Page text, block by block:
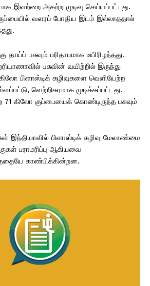
இவற்றை அகற்ற முடிவு செய்யப்பட்டது.
வளரப் போதிய இடம் இல்லாததால்
தாய்ப் பசுவும் பரிதாபமாக உயிரிழந்தது.
பசுவின் வயிற்றில் இருந்து
பிளாஸ்டிக் கழிவுகளை வெளியேற்ற
வெற்றிகரமாக முடிக்கப்பட்டது.
கிலோ குப்பையைக் கொண்டிருந்த பசுவும்
இந்தியாவில் பிளாஸ்டிக் கழிவு மேலாண்மை
பராமரிப்பு ஆகியவை
காண்பிக்கின்றன.